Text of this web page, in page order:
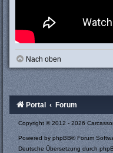
Nach oben
Portal Forum
Copyright © 2012 - 2026
Powered by phpBB® Forum
Deutsche Übersetzung durch